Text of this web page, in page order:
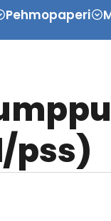
Pehmopaperi
pss)